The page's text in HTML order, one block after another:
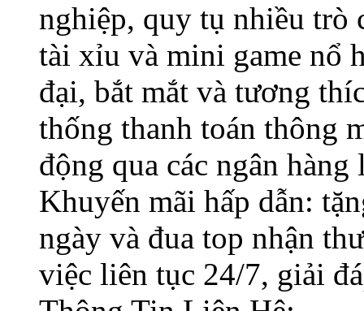
nghiệp, quy tụ nhiều trò
tài xỉu và mini game nổ
đại, bắt mắt và tương
thống thanh toán thông
động qua các ngân
Khuyến mãi hấp dẫn:
ngày và đua top nhận
việc liên tục 24/7, giải